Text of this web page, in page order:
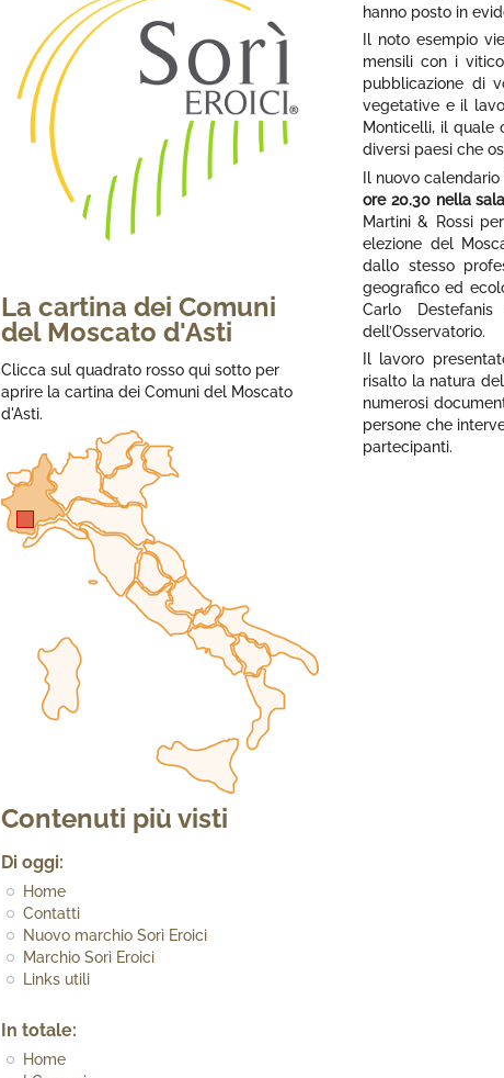
La cartina dei Comuni
del Moscato d'Asti
Clicca sul quadrato rosso qui sotto per
aprire la cartina dei Comuni del Moscato
d'Asti.
Contenuti più visti
Di oggi:
Home
Contatti
Nuovo marchio Sorì Eroici
Marchio Sorì Eroici
Links utili
In totale:
Home
hanno posto in
Il noto esempio
mensili con i
pubblicazione di
vegetative e il
Monticelli, il quale
diversi paesi che
Il nuovo
ore 20.30 nella
Martini & Rossi
elezione del
dallo stesso
geografico ed
Carlo
dell’Osservatorio.
Il lavoro
risalto la natura
numerosi
persone che
partecipanti.